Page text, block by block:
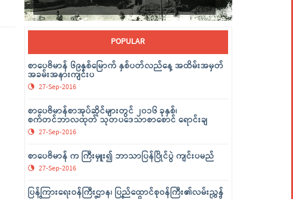
POPULAR
စာပေဗိမာန် ၆၉နှစ်မြောက် နှစ်ပတ်လည်နေ့ အထိမ်းအမှတ်
အခမ်းအနားကျင်းပ
27-Sep-2016
စာပေဗိမာန်စာအုပ်ဆိုင်များတွင် ၂၀၁၆ ခုနှစ်၊
စက်တင်ဘာလထုတ် သုတပဒေသာစာစောင် ရောင်းချ
27-Sep-2016
စာပေဗိမာန် က ကြီးမှူး၍ ဘာသာပြန်ပြိုင်ပွဲ ကျင်းပမည်
27-Sep-2016
ပြန်ကြားရေးဝန်ကြီးဌာန၊ ပြည်ထောင်စုဝန်ကြီး၏လမ်းညွှန်